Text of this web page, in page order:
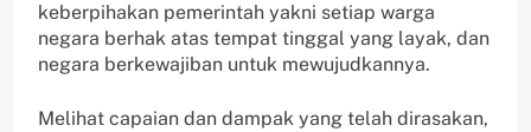
keberpihakan pemerintah yakni setiap warga
negara berhak atas tempat tinggal yang layak, dan
negara berkewajiban untuk mewujudkannya.
Melihat capaian dan dampak yang telah dirasakan,